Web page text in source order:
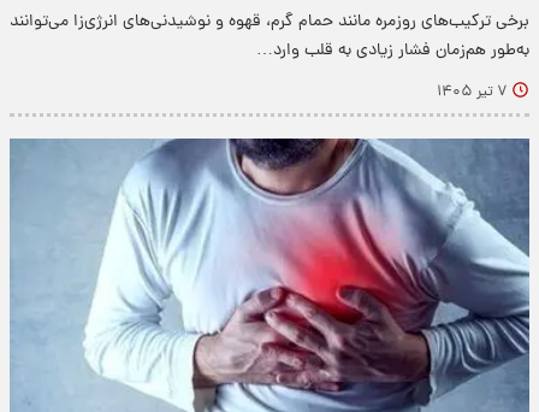
برخی ترکیب‌های روزمره مانند حمام گرم، قهوه و نوشیدنی‌های انرژی‌زا می‌توانند
به‌طور هم‌زمان فشار زیادی به قلب وارد…
۷ تیر ۱۴۰۵